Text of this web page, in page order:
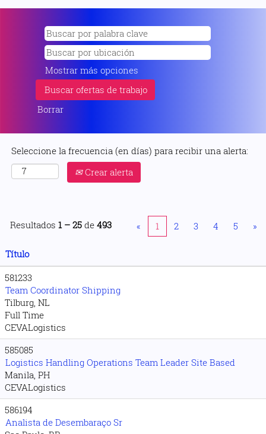
Mostrar más opciones
Borrar
Seleccione la frecuencia (en días) para recibir una alerta:
Crear alerta
Resultados 1 – 25 de 493 « 1 2 3 4 5 »
Título
581233
Team Coordinator Shipping
Tilburg, NL
Full Time
CEVALogistics
585085
Logistics Handling Operations Team Leader Site Based
Manila, PH
CEVALogistics
586194
Analista de Desembaraço Sr